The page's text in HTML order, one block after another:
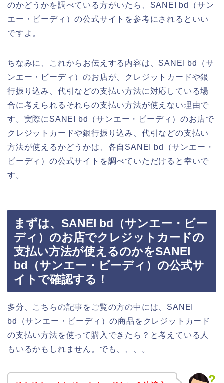
のかどうかを調べている方がいたら、SANEI bd（サン
エー・ビーディ）の公式サイトを参考にされるといい
ですよ。
ちなみに、これからお伝えする内容は、SANEI bd（サ
ンエー・ビーディ）のお店が、クレジットカードや銀
行振り込み、代引などの支払い方法に対応している場
合に考えられるそれらの支払い方法が使えない理由で
す。実際にSANEI bd（サンエー・ビーディ）のお店で
クレジットカードや銀行振り込み、代引などの支払い
方法が使えるかどうかは、各自SANEI bd（サンエー・
ビーディ）の公式サイトを調べていただけると幸いで
す。
まずは、SANEI bd（サンエー・ビー
ディ）のお店でクレジットカードの
支払い方法が使えるのかをSANEI
bd（サンエー・ビーディ）の公式サ
イトで確認する！
多分、こちらの記事をご覧の方の中には、SANEI
bd（サンエー・ビーディ）の商品をクレジットカード
の支払い方法を使って購入できたら？と考えている人
もいるかもしれません。でも、、、。